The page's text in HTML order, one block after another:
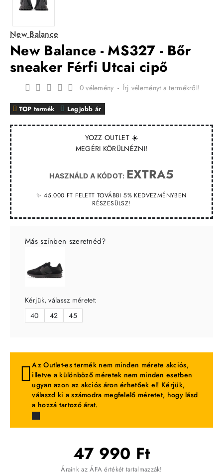
New Balance
New Balance - MS327 - Bőr
sneaker Férfi Utcai cipő
YOZZ OUTLET ☀️
MEGÉRI KÖRÜLNÉZNI!
HASZNÁLD A KÓDOT: EXTRA5
✨ 45.000 FT FELETT TOVÁBBI 5% KEDVEZMÉNYBEN
RÉSZESÜLSZ!
TOP termék Legjobb ár
0 vélemény - Írj véleményt a termékről!
47 990 Ft
Áraink az ÁFA értékét tartalmazzák!
Más színben szeretnéd?
Kérjük, válassz méretet:
40
42 45
Az Outlet-es termék nem minden mérete akciós,
illetve a különböző méretek nem minden esetben
ugyan azon az akciós áron érhetőek el! Kérjük,
válaszd ki a számodra megfelelő méretet, hogy lásd
a hozzá tartozó árat.